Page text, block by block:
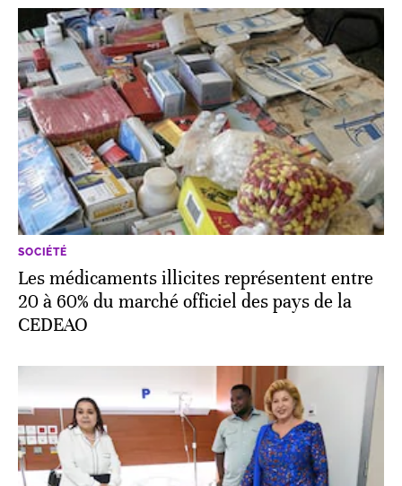
SOCIÉTÉ
Les médicaments illicites représentent entre
20 à 60% du marché officiel des pays de la
CEDEAO